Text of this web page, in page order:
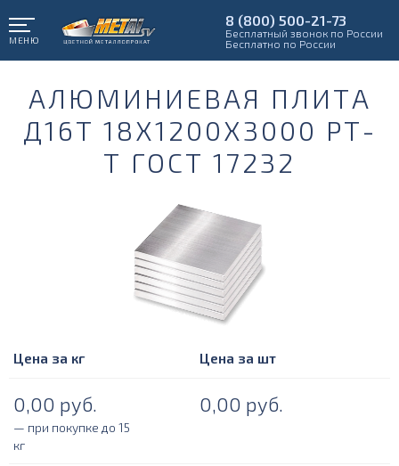
МЕНЮ
8 (800) 500-21-73
Бесплатный звонок по России
Бесплатно по России
АЛЮМИНИЕВАЯ ПЛИТА
Д16Т 18Х1200Х3000 РТ-
Т ГОСТ 17232
Цена за кг Цена за шт
0,00 руб. 0,00 руб.
— при покупке до 15
кг